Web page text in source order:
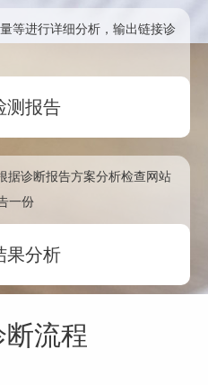
等进行详细分析，输出链接诊
测报告
据诊断报告方案分析检查网站
一份
果分析
断流程